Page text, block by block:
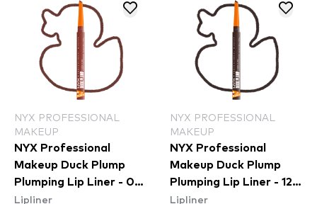
NYX PROFESSIONAL
MAKEUP
NYX Professional
Makeup Duck Plump
Plumping Lip Liner - 07
Swollen Spice
Lipliner
NYX PROFESSIONAL
MAKEUP
NYX Professional
Makeup Duck Plump
Plumping Lip Liner - 12
Double Dose
Lipliner